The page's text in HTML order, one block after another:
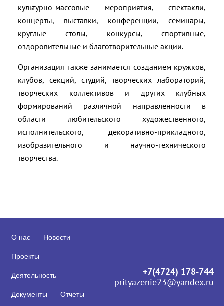
культурно-массовые мероприятия, спектакли,
концерты, выставки, конференции, семинары,
круглые столы, конкурсы, спортивные,
оздоровительные и благотворительные акции.
Организация также занимается созданием кружков,
клубов, секций, студий, творческих лабораторий,
творческих коллективов и других клубных
формирований различной направленности в
области любительского художественного,
исполнительского, декоративно-прикладного,
изобразительного и научно-технического
творчества.
О нас Новости
Проекты
Деятельность
Документы Отчеты
+7(4724) 178-744
prityazenie23@yandex.ru